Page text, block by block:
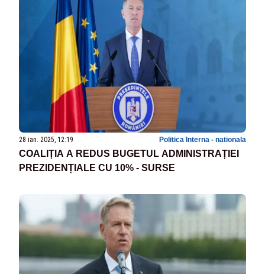
28 ian. 2025, 12:19 Politica Interna - nationala
COALIȚIA A REDUS BUGETUL ADMINISTRAȚIEI
PREZIDENȚIALE CU 10% - SURSE